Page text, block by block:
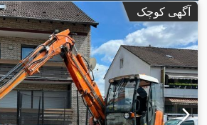
آگهی کوچک